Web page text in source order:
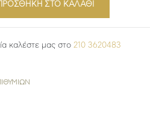
ΠΡΟΣΘΗΚΗ ΣΤΟ ΚΑΛΑΘΙ
καλέστε μας στο 210 3620483